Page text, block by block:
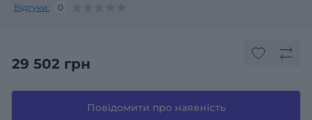
Відгуки: 0
29 502 грн
Повідомити про наявність